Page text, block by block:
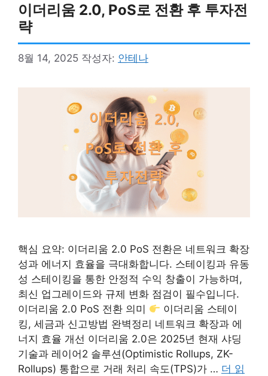
이더리움 2.0, PoS로 전환 후 투자전
략
8월 14, 2025 작성자: 안테나
핵심 요약: 이더리움 2.0 PoS 전환은 네트워크 확장
성과 에너지 효율을 극대화합니다. 스테이킹과 유동
성 스테이킹을 통한 안정적 수익 창출이 가능하며,
최신 업그레이드와 규제 변화 점검이 필수입니다.
이더리움 2.0 PoS 전환 의미
이더리움 스테이
킹, 세금과 신고방법 완벽정리 네트워크 확장과 에
너지 효율 개선 이더리움 2.0은 2025년 현재 샤딩
기술과 레이어2 솔루션(Optimistic Rollups, ZK-
Rollups) 통합으로 거래 처리 속도(TPS)가 … 더 읽